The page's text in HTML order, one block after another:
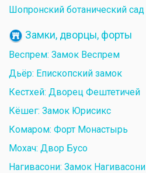
Шопронский ботанический сад
Замки, дворцы, форты
Веспрем: Замок Веспрем
Дьёр: Епископский замок
Кестхей: Дворец Фештетичей
Кёшег: Замок Юрисикс
Комаром: Форт Монастырь
Мохач: Двор Бусо
Нагивасони: Замок Нагивасони